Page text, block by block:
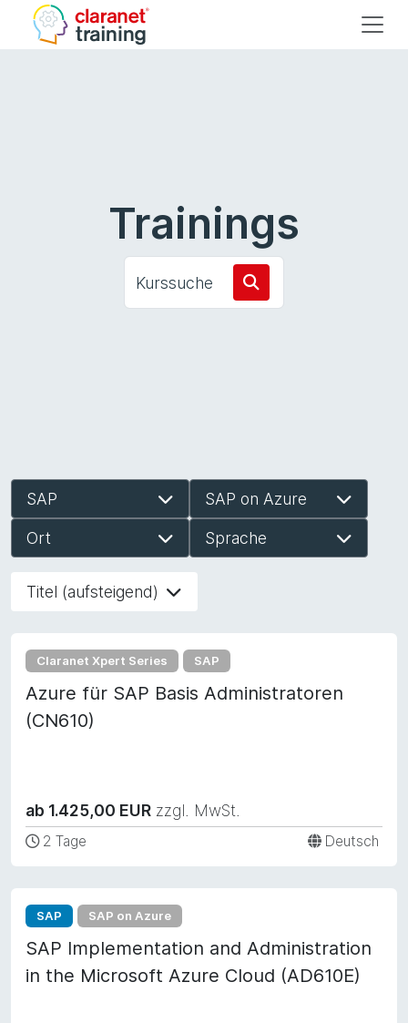
Trainings
Kurssuche
SAP SAP on Azure
Ort Sprache
Titel (aufsteigend)
Claranet Xpert Series SAP
Azure für SAP Basis Administratoren
(CN610)
ab 1.425,00 EUR zzgl. MwSt.
2 Tage Deutsch
SAP SAP on Azure
SAP Implementation and Administration
in the Microsoft Azure Cloud (AD610E)